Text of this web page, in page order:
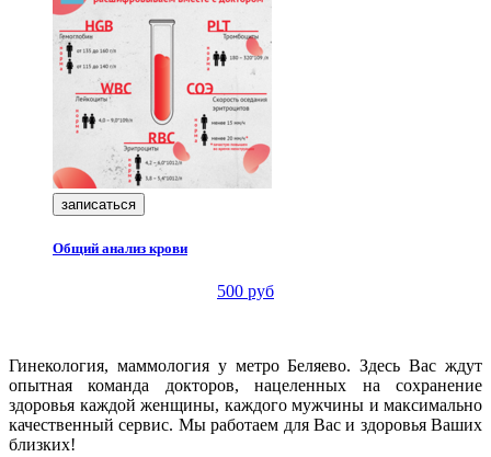
записаться
Общий анализ крови
500 руб
Гинекология, маммология у метро Беляево. Здесь Вас ждут
опытная команда докторов, нацеленных на сохранение
здоровья каждой женщины, каждого мужчины и максимально
качественный сервис. Мы работаем для Вас и здоровья Ваших
близких!